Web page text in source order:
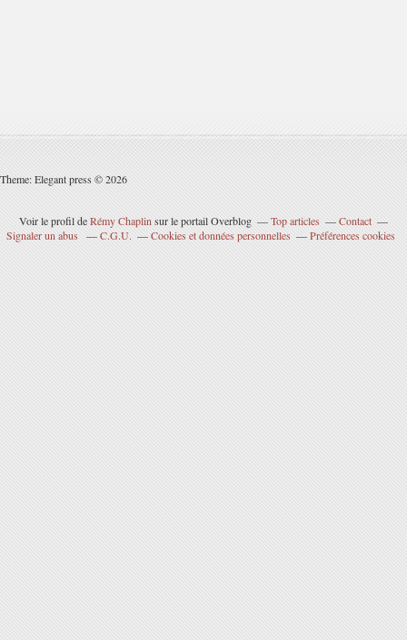
Theme: Elegant press © 2026
Voir le profil deRémy Chaplinsur le portail Overblog Top articles
Contact
Signaler un abus
C.G.U. Cookies et données personnelles Préférences cookies